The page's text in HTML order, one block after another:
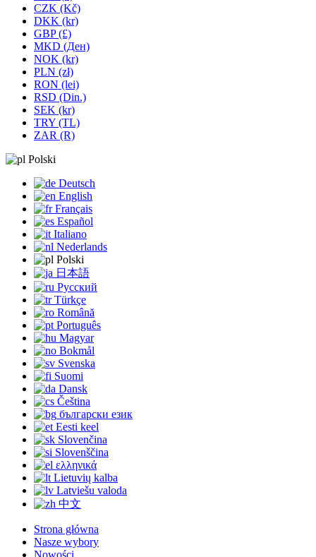
CZK (Kč)
DKK (kr)
GBP (£)
MKD (Ден)
NOK (kr)
PLN (zł)
RON (lei)
RSD (Din.)
SEK (kr)
TRY (TL)
ZAR (R)
Polski
Deutsch
English
Français
Español
Italiano
Nederlands
Polski
日本語
Русский
Türkçe
Română
Português
Magyar
Bokmål
Svenska
Suomi
Dansk
Čeština
български език
Eesti keel
Slovenčina
Slovenščina
ελληνικά
Lietuvių kalba
Latviešu valoda
中文
Strona główna
Nasze wybory